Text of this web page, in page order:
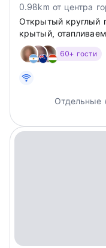
0.98km от центра
Открытый круглый
крытый,
Присоединяйтесь
Наши номера
удобствам хостела
60+ гости
Отдельные